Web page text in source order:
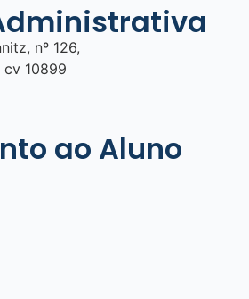
nº 126,
cv 10899
ao Aluno